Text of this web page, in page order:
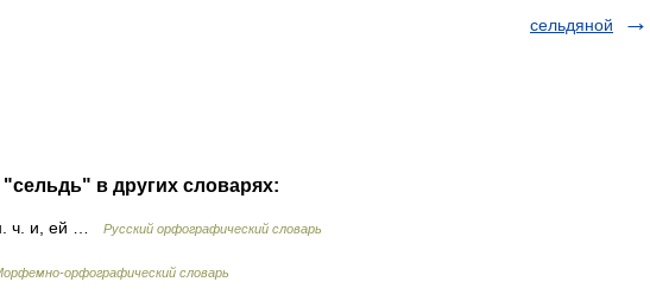
сельдяной
в других словарях:
ч. и, ей … Русский орфографический словарь
орфографический словарь